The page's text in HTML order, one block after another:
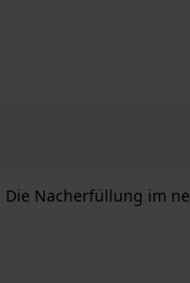
Die Nacherfüllung im